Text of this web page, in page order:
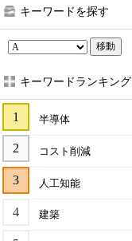
キーワードを探す
移動
キーワードランキング
半導体
コスト削減
人工知能
建築